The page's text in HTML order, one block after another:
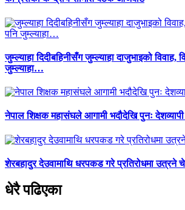
जुम्ल्याहा दिदीबहिनीसँग जुम्ल्याहा दाजुभाइको विवाह,
जुम्ल्याहा…
नेपाल शिक्षक महासंघले आगामी भदौदेखि पुनः
शेरबहादुर देउवामाथि धरपकड गरे प्रतिरोधमा उत्रने
धेरै पढिएका